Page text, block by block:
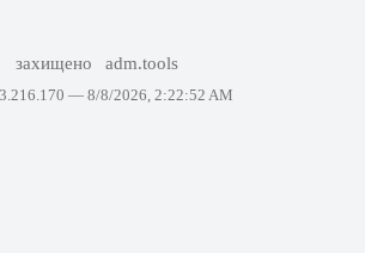
захищено adm.tools
— 8/8/2026, 2:22:52 AM